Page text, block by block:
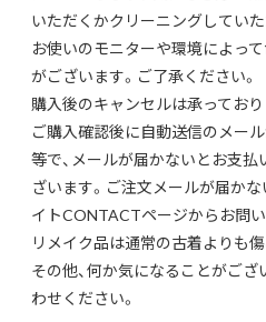
いただくかクリーニングしてい
お使いのモニターや環境によっ
がございます。ご了承ください。
購入後のキャンセルは承ってお
ご購入確認後に自動送信のメー
等で、メールが届かないとお支
ざいます。ご注文メールが届か
イトCONTACTページからお問い
リメイク品は通常の古着よりも
その他、何か気になることがご
わせください。